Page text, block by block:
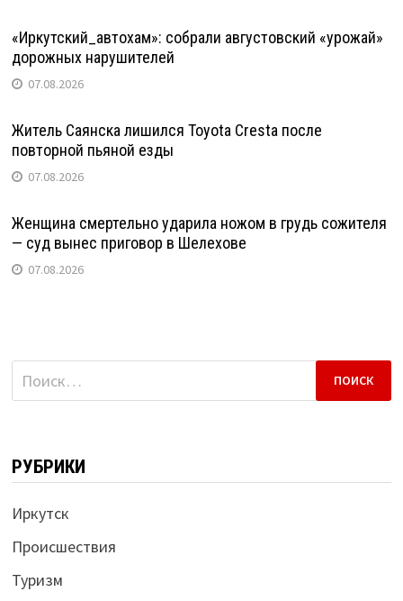
«Иркутский_автохам»: собрали августовский «урожай»
дорожных нарушителей
07.08.2026
Житель Саянска лишился Toyota Cresta после
повторной пьяной езды
07.08.2026
Женщина смертельно ударила ножом в грудь сожителя
— суд вынес приговор в Шелехове
07.08.2026
Найти:
РУБРИКИ
Иркутск
Происшествия
Туризм